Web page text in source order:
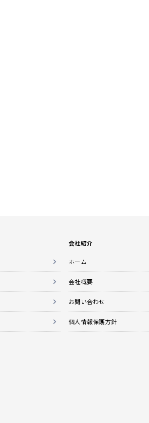
会社紹介
ホーム
会社概要
お問い合わせ
個人情報保護方針